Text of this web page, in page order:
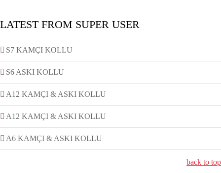
LATEST FROM SUPER USER
S7 KAMÇI KOLLU
S6 ASKI KOLLU
A12 KAMÇI & ASKI KOLLU
A12 KAMÇI & ASKI KOLLU
A6 KAMÇI & ASKI KOLLU
back to top